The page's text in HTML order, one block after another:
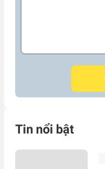
Tin nổi bật